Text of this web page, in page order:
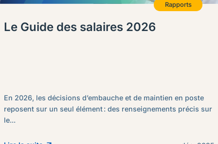
Rapports
Le Guide des salaires 2026
En 2026, les décisions d’embauche et de maintien en poste
reposent sur un seul élément : des renseignements précis sur
le...